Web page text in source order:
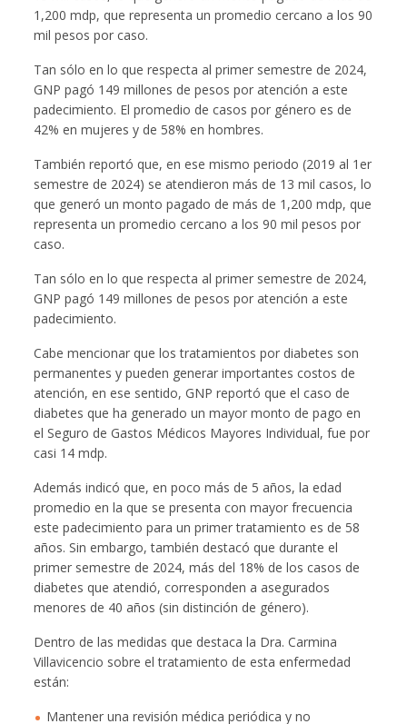
1,200 mdp, que representa un promedio cercano a los 90
mil pesos por caso.
Tan sólo en lo que respecta al primer semestre de 2024,
GNP pagó 149 millones de pesos por atención a este
padecimiento. El promedio de casos por género es de
42% en mujeres y de 58% en hombres.
También reportó que, en ese mismo periodo (2019 al 1er
semestre de 2024) se atendieron más de 13 mil casos, lo
que generó un monto pagado de más de 1,200 mdp, que
representa un promedio cercano a los 90 mil pesos por
caso.
Tan sólo en lo que respecta al primer semestre de 2024,
GNP pagó 149 millones de pesos por atención a este
padecimiento.
Cabe mencionar que los tratamientos por diabetes son
permanentes y pueden generar importantes costos de
atención, en ese sentido, GNP reportó que el caso de
diabetes que ha generado un mayor monto de pago en
el Seguro de Gastos Médicos Mayores Individual, fue por
casi 14 mdp.
Además indicó que, en poco más de 5 años, la edad
promedio en la que se presenta con mayor frecuencia
este padecimiento para un primer tratamiento es de 58
años. Sin embargo, también destacó que durante el
primer semestre de 2024, más del 18% de los casos de
diabetes que atendió, corresponden a asegurados
menores de 40 años (sin distinción de género).
Dentro de las medidas que destaca la Dra. Carmina
Villavicencio sobre el tratamiento de esta enfermedad
están:
Mantener una revisión médica periódica y no